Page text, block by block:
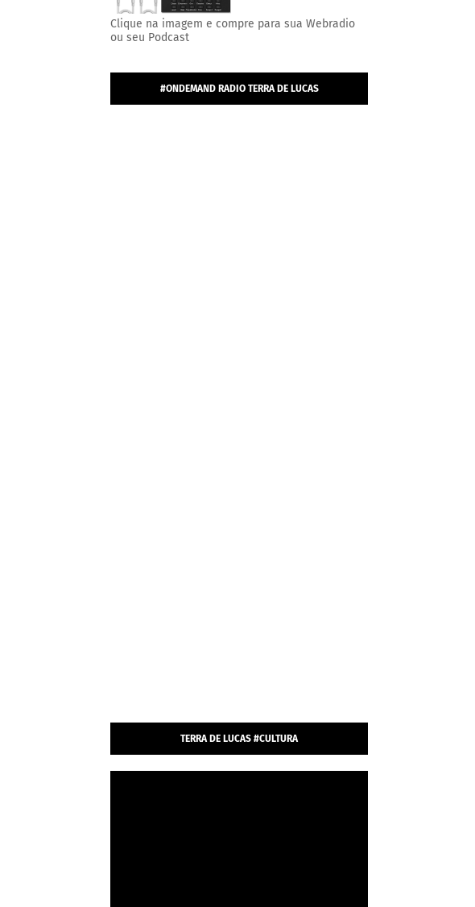
Clique na imagem e compre para sua Webradio
ou seu Podcast
#ONDEMAND RADIO TERRA DE LUCAS
TERRA DE LUCAS #CULTURA